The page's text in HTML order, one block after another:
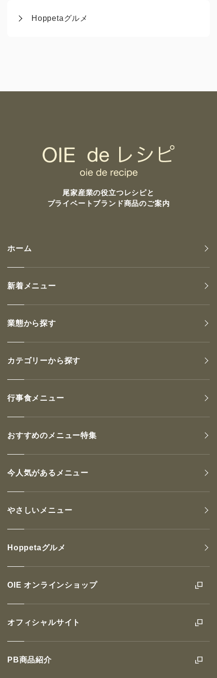
Hoppetaグルメ
尾家産業の役立つレシピと
プライベートブランド商品のご案内
OIE オンラインショップ
オフィシャルサイト
PB商品紹介
ホーム
新着メニュー
業態から探す
カテゴリーから探す
行事食メニュー
おすすめのメニュー特集
今人気があるメニュー
やさしいメニュー
Hoppetaグルメ